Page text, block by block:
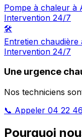
Pompe à chaleur à
Intervention 24/7
🛠️
Entretien
Intervention 24/7
Une urgence
Nos techniciens
📞 Appeler 04 22
Pourquoi